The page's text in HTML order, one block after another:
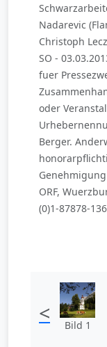
Nadarevic
Christoph
SO -
fuer
oder
Berger.
ORF,
(0)1-87878-
< Bild 1